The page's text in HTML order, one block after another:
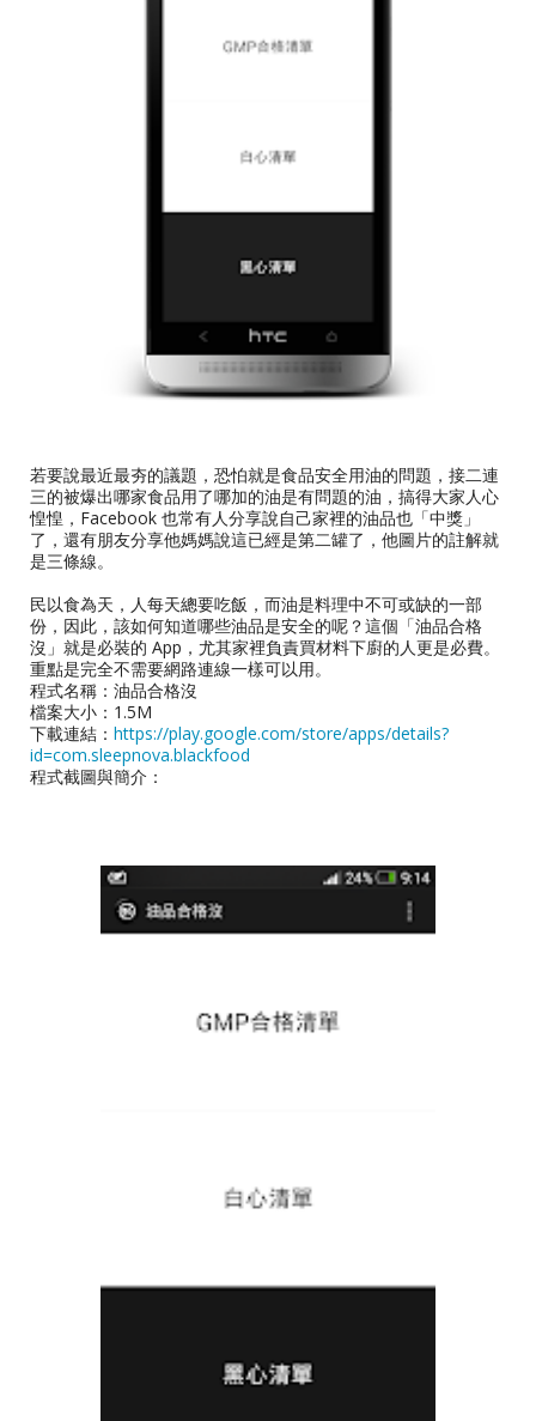
若要說最近最夯的議題，恐怕就是食品安全用油的問題，接二連
三的被爆出哪家食品用了哪加的油是有問題的油，搞得大家人心
惶惶，Facebook 也常有人分享說自己家裡的油品也「中獎」
了，還有朋友分享他媽媽說這已經是第二罐了，他圖片的註解就
是三條線。
民以食為天，人每天總要吃飯，而油是料理中不可或缺的一部
份，因此，該如何知道哪些油品是安全的呢？這個「油品合格
沒」就是必裝的 App，尤其家裡負責買材料下廚的人更是必費。
重點是完全不需要網路連線一樣可以用。
程式名稱：油品合格沒
檔案大小：1.5M
下載連結： https://play.google.com/store/apps/details?
id=com.sleepnova.blackfood
程式截圖與簡介：